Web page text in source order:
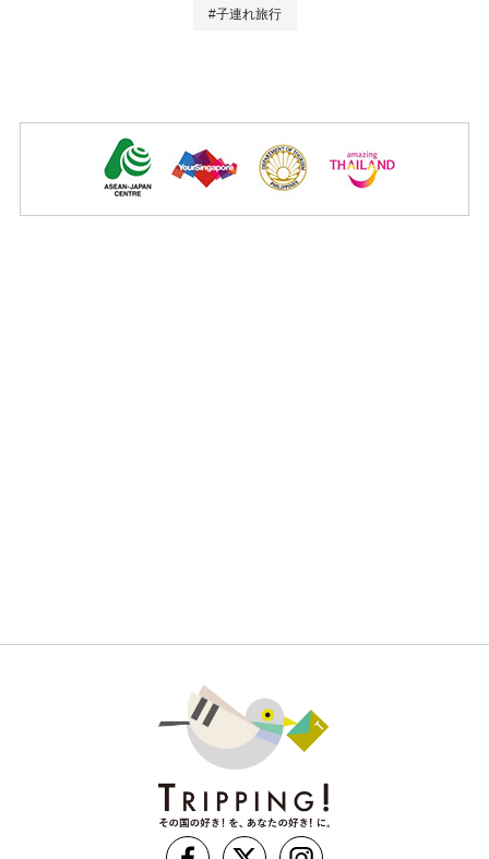
#子連れ旅行